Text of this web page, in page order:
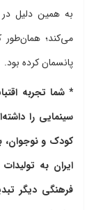
به همین دلیل در
می‌کند؛
پانسمان کرده بود.
* شما تجربه
سینمایی را
کودک و نوجوان،
ایران به
فرهنگی دیگر